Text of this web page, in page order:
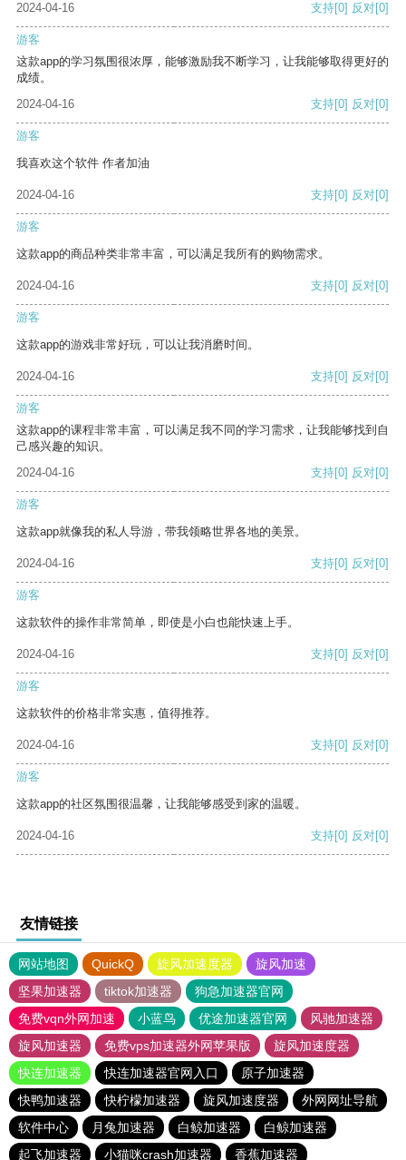
2024-04-16
支持[0] 反对[0]
游客
这款app的学习氛围很浓厚，能够激励我不断学习，让我能够取得更好的
成绩。
2024-04-16
支持[0] 反对[0]
游客
我喜欢这个软件 作者加油
2024-04-16 支持[0] 反对[0]
游客
这款app的商品种类非常丰富，可以满足我所有的购物需求。
2024-04-16 支持[0] 反对[0]
游客
这款app的游戏非常好玩，可以让我消磨时间。
2024-04-16 支持[0] 反对[0]
游客
这款app的课程非常丰富，可以满足我不同的学习需求，让我能够找到自
己感兴趣的知识。
2024-04-16
支持[0] 反对[0]
游客
这款app就像我的私人导游，带我领略世界各地的美景。
2024-04-16 支持[0] 反对[0]
游客
这款软件的操作非常简单，即使是小白也能快速上手。
2024-04-16 支持[0] 反对[0]
游客
这款软件的价格非常实惠，值得推荐。
2024-04-16 支持[0] 反对[0]
游客
这款app的社区氛围很温馨，让我能够感受到家的温暖。
2024-04-16 支持[0] 反对[0]
友情链接
网站地图 QuickQ 旋风加速度器
旋风加速
坚果加速器
tiktok加速器
狗急加速器官网
免费vqn外网加速
小蓝鸟 优途加速器官网
风驰加速器
旋风加速器
免费vps加速器外网苹果版
旋风加速度器
快连加速器
快连加速器官网入口
原子加速器
快鸭加速器
快柠檬加速器 旋风加速度器
外网网址导航
软件中心
月兔加速器 白鲸加速器
白鲸加速器
起飞加速器
小猫咪crash加速器 香蕉加速器